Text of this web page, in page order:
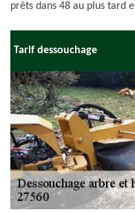
prêts dans 48 au plus tard
Tarif dessouchage